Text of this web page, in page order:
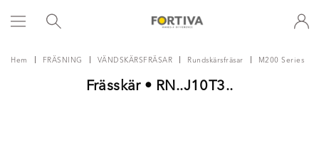
Hem FRÄSNING VÄNDSKÄRSFRÄSAR Rundskärsfräsar M200 Series
Frässkär • RN..J10T3..